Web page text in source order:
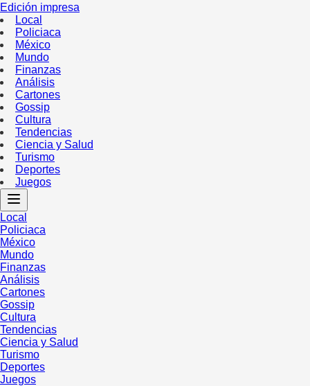
Edición impresa
Local
Policiaca
México
Mundo
Finanzas
Análisis
Cartones
Gossip
Cultura
Tendencias
Ciencia y Salud
Turismo
Deportes
Juegos
Local
Policiaca
México
Mundo
Finanzas
Análisis
Cartones
Gossip
Cultura
Tendencias
Ciencia y Salud
Turismo
Deportes
Juegos